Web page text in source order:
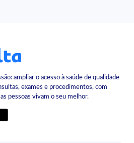
ampliar o acesso à saúde de qualidade
exames e procedimentos, com
pessoas vivam o seu melhor.